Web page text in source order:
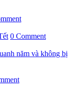
0 Comment
năm và không bị